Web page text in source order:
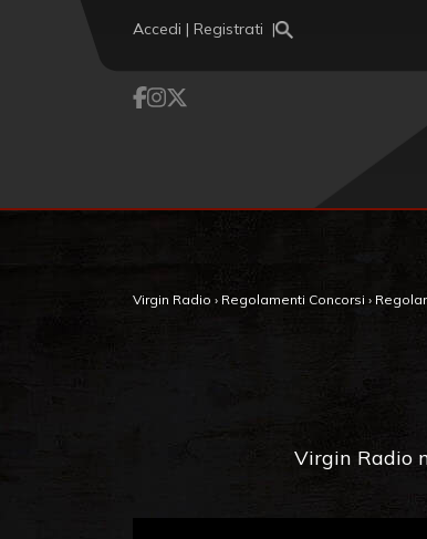
Accedi | Registrati
Virgin Radio › Regolamenti Concorsi ›
Virgin Radio